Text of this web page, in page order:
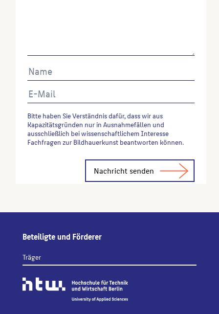
Bitte haben Sie Verständnis dafür, dass wir aus
Kapazitätsgründen nur in Ausnahmefällen und
ausschließlich bei wissenschaftlichem Interesse
Fachfragen zur Bildhauerkunst beantworten können.
Beteiligte und Förderer
Träger